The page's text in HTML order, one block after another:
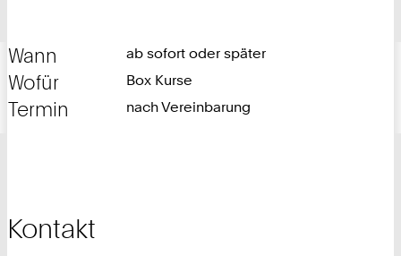
Wann ab sofort oder später
Wofür Box Kurse
Termin nach Vereinbarung
Kontakt